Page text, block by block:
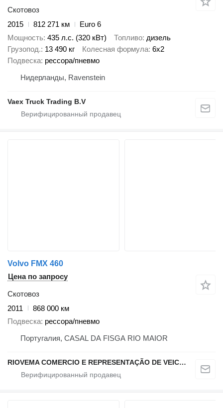
Скотовоз
2015
812 271 км
Euro 6
Мощность 435 л.с. (320 кВт) Топливо дизель
Грузопод. 13 490 кг Колесная формула 6x2
Подвеска рессора/пневмо
Нидерланды, Ravenstein
Vaex Truck Trading B.V
Volvo FMX 460
Цена по запросу
Скотовоз
2011
868 000 км
Подвеска рессора/пневмо
Португалия, CASAL DA FISGA RIO MAIOR
RIOVEMA COMERCIO E REPRESENTAÇÃO DE VEICULOS E MAQUINAS LDA